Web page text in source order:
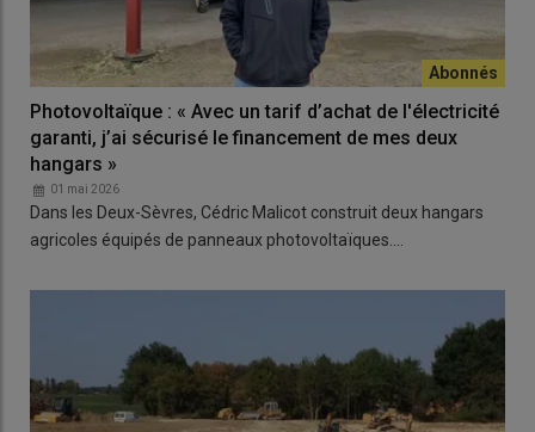
Photovoltaïque : « Avec un tarif d’achat de l'électricité
garanti, j’ai sécurisé le financement de mes deux
hangars »
01 mai 2026
Dans les Deux-Sèvres, Cédric Malicot construit deux hangars
agricoles équipés de panneaux photovoltaïques.…